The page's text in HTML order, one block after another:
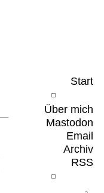
Start
Über mich
Mastodon
Email
Archiv
RSS